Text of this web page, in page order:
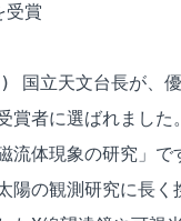
受賞
立天文台長が、
賞者に選ばれました
体現象の研究」で
の観測研究に長く